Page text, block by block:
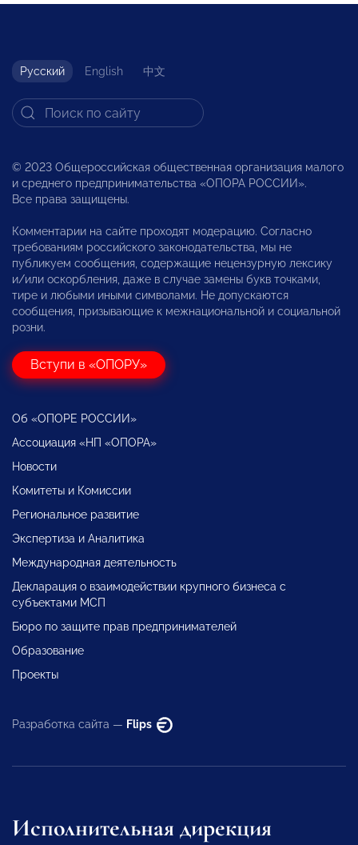
Русский English 中文
© 2023 Общероссийская общественная организация малого
и среднего предпринимательства «ОПОРА РОССИИ».
Все права защищены.
Комментарии на сайте проходят модерацию. Согласно
требованиям российского законодательства, мы не
публикуем сообщения, содержащие нецензурную лексику
и/или оскорбления, даже в случае замены букв точками,
тире и любыми иными символами. Не допускаются
сообщения, призывающие к межнациональной и социальной
розни.
Вступи в «ОПОРУ»
Об «ОПОРЕ РОССИИ»
Ассоциация «НП «ОПОРА»
Новости
Комитеты и Комиссии
Региональное развитие
Экспертиза и Аналитика
Международная деятельность
Декларация о взаимодействии крупного бизнеса с
субъектами МСП
Бюро по защите прав предпринимателей
Образование
Проекты
Разработка сайта — Flips
Исполнительная дирекция